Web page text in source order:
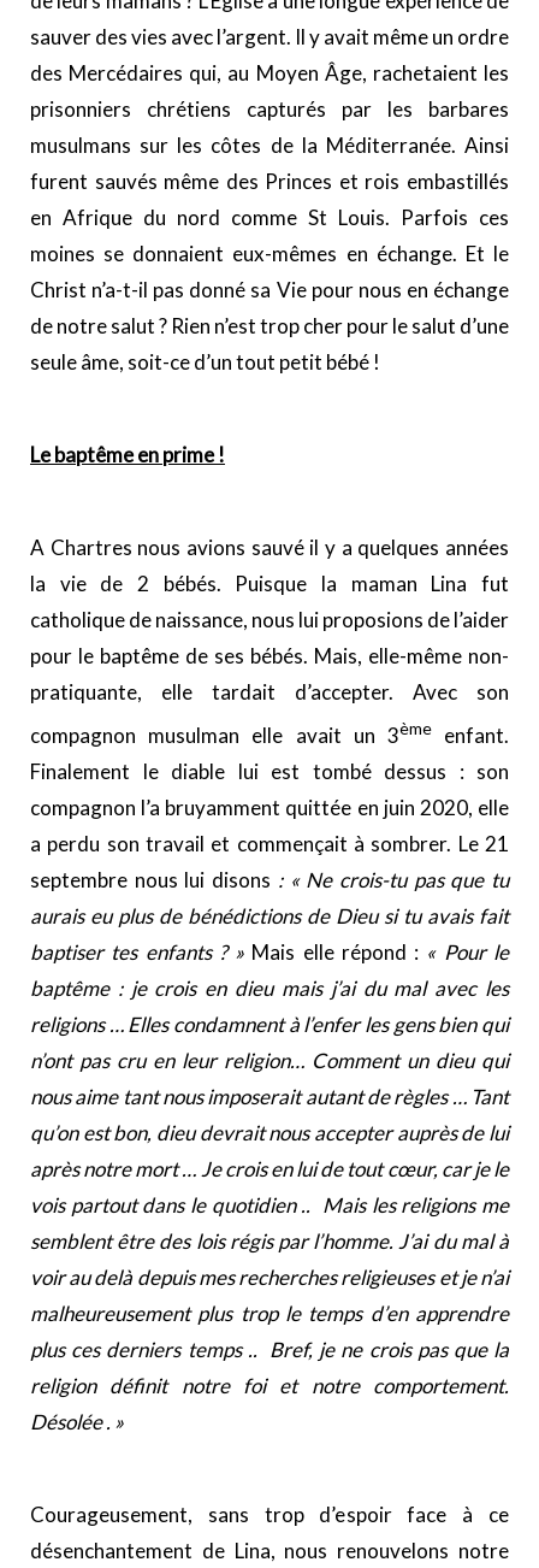
sauver des vies avec l’argent. Il y avait même un ordre
des Mercédaires qui, au Moyen Âge, rachetaient les
prisonniers chrétiens capturés par les barbares
musulmans sur les côtes de la Méditerranée. Ainsi
furent sauvés même des Princes et rois embastillés
en Afrique du nord comme St Louis. Parfois ces
moines se donnaient eux-mêmes en échange. Et le
Christ n’a-t-il pas donné sa Vie pour nous en échange
de notre salut ? Rien n’est trop cher pour le salut d’une
seule âme, soit-ce d’un tout petit bébé !
Le baptême en prime !
A Chartres nous avions sauvé il y a quelques années
la vie de 2 bébés. Puisque la maman Lina fut
catholique de naissance, nous lui proposions de l’aider
pour le baptême de ses bébés. Mais, elle-même non-
pratiquante, elle tardait d’accepter. Avec son
compagnon musulman elle avait un 3èmeenfant.
Finalement le diable lui est tombé dessus : son
compagnon l’a bruyamment quittée en juin 2020, elle
a perdu son travail et commençait à sombrer. Le 21
septembre nous lui disons : « Ne crois-tu pas que tu
aurais eu plus de bénédictions de Dieu si tu avais fait
baptiser tes enfants ? » Mais elle répond : « Pour le
baptême : je crois en dieu mais j’ai du mal avec les
religions … Elles condamnent à l’enfer les gens bien qui
n’ont pas cru en leur religion… Comment un dieu qui
nous aime tant nous imposerait autant de règles … Tant
qu’on est bon, dieu devrait nous accepter auprès de lui
après notre mort … Je crois en lui de tout cœur, car je le
vois partout dans le quotidien .. Mais les religions me
semblent être des lois régis par l’homme. J’ai du mal à
voir au delà depuis mes recherches religieuses et je n’ai
malheureusement plus trop le temps d’en apprendre
plus ces derniers temps .. Bref, je ne crois pas que la
religion définit notre foi et notre comportement.
Désolée . »
Courageusement, sans trop d’espoir face à ce
désenchantement de Lina, nous renouvelons notre